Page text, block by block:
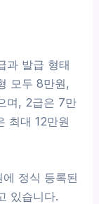
과 발급 형태
모두 8만원,
며, 2급은 7만
최대 12만원
정식 등록된
있습니다.